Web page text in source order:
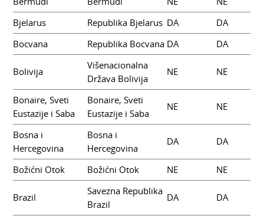
Bjelarus
Republika Bjelarus DA
DA
Bocvana
Republika Bocvana DA DA
Bolivija
Višenacionalna
Država Bolivija
NE NE
Bonaire, Sveti
Eustazije i Saba
Bonaire, Sveti
Eustazije i Saba
NE NE
Bosna i
Hercegovina
Bosna i
Hercegovina
DA DA
Božićni Otok Božićni Otok NE NE
Brazil
Savezna Republika
Brazil
DA DA